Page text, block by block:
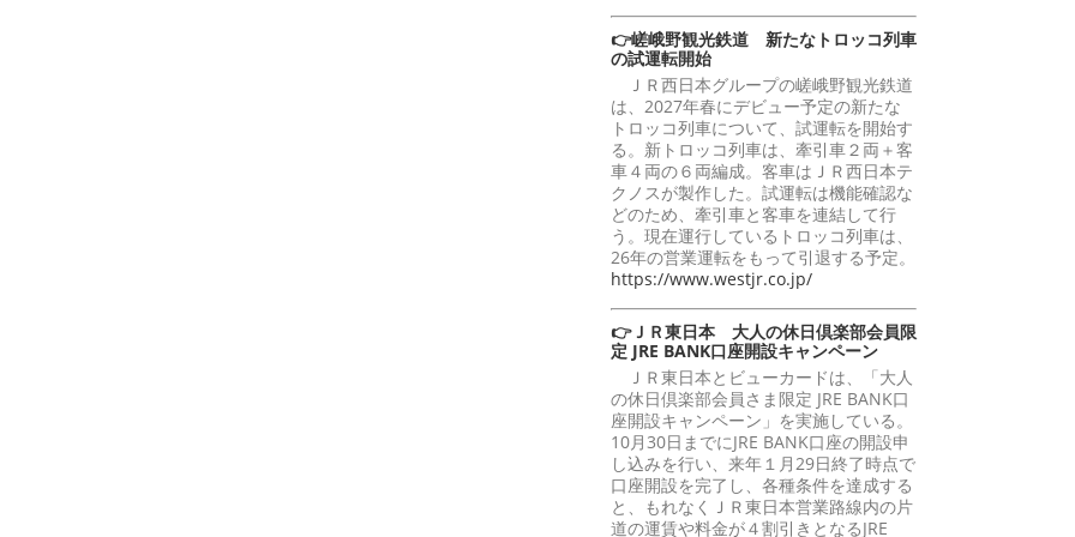
👉嵯峨野観光鉄道 新たなトロッコ列車
の試運転開始
ＪＲ西日本グループの嵯峨野観光鉄道
は、2027年春にデビュー予定の新たな
トロッコ列車について、試運転を開始す
る。新トロッコ列車は、牽引車２両＋客
車４両の６両編成。客車はＪＲ西日本テ
クノスが製作した。試運転は機能確認な
どのため、牽引車と客車を連結して行
う。現在運行しているトロッコ列車は、
26年の営業運転をもって引退する予定。
https://www.westjr.co.jp/
👉ＪＲ東日本 大人の休日倶楽部会員限
定 JRE BANK口座開設キャンペーン
ＪＲ東日本とビューカードは、「大人
の休日倶楽部会員さま限定 JRE BANK口
座開設キャンペーン」を実施している。
10月30日までにJRE BANK口座の開設申
し込みを行い、来年１月29日終了時点で
口座開設を完了し、各種条件を達成する
と、もれなくＪＲ東日本営業路線内の片
道の運賃や料金が４割引きとなるJRE